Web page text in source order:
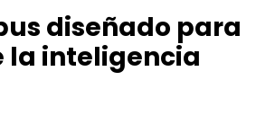
diseñado para
la inteligencia